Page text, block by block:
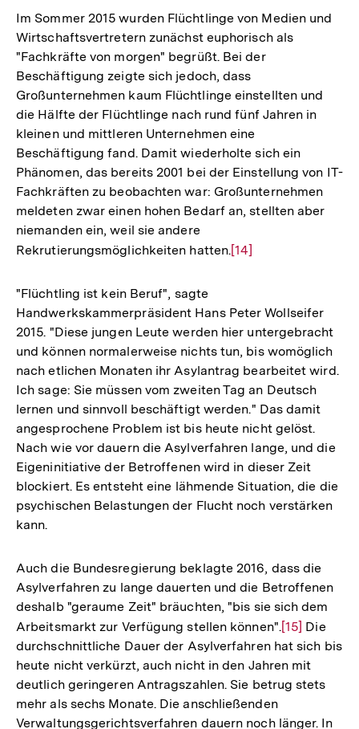
Im Sommer 2015 wurden Flüchtlinge von Medien und
Wirtschaftsvertretern zunächst euphorisch als
"Fachkräfte von morgen" begrüßt. Bei der
Beschäftigung zeigte sich jedoch, dass
Großunternehmen kaum Flüchtlinge einstellten und
die Hälfte der Flüchtlinge nach rund fünf Jahren in
kleinen und mittleren Unternehmen eine
Beschäftigung fand. Damit wiederholte sich ein
Phänomen, das bereits 2001 bei der Einstellung von IT-
Fachkräften zu beobachten war: Großunternehmen
meldeten zwar einen hohen Bedarf an, stellten aber
niemanden ein, weil sie andere
Rekrutierungsmöglichkeiten hatten.Zur
Fußnote
[14]
"Flüchtling ist kein Beruf", sagte
Handwerkskammerpräsident Hans Peter Wollseifer
2015. "Diese jungen Leute werden hier untergebracht
und können normalerweise nichts tun, bis womöglich
nach etlichen Monaten ihr Asylantrag bearbeitet wird.
Ich sage: Sie müssen vom zweiten Tag an Deutsch
lernen und sinnvoll beschäftigt werden." Das damit
angesprochene Problem ist bis heute nicht gelöst.
Nach wie vor dauern die Asylverfahren lange, und die
Eigeninitiative der Betroffenen wird in dieser Zeit
blockiert. Es entsteht eine lähmende Situation, die die
psychischen Belastungen der Flucht noch verstärken
kann.
Auch die Bundesregierung beklagte 2016, dass die
Asylverfahren zu lange dauerten und die Betroffenen
deshalb "geraume Zeit" bräuchten, "bis sie sich dem
Arbeitsmarkt zur Verfügung stellen können".Zur
Auflösung
der
Fußnote
[15] Die
durchschnittliche Dauer der Asylverfahren hat sich bis
heute nicht verkürzt, auch nicht in den Jahren mit
deutlich geringeren Antragszahlen. Sie betrug stets
mehr als sechs Monate. Die anschließenden
Verwaltungsgerichtsverfahren dauern noch länger. In